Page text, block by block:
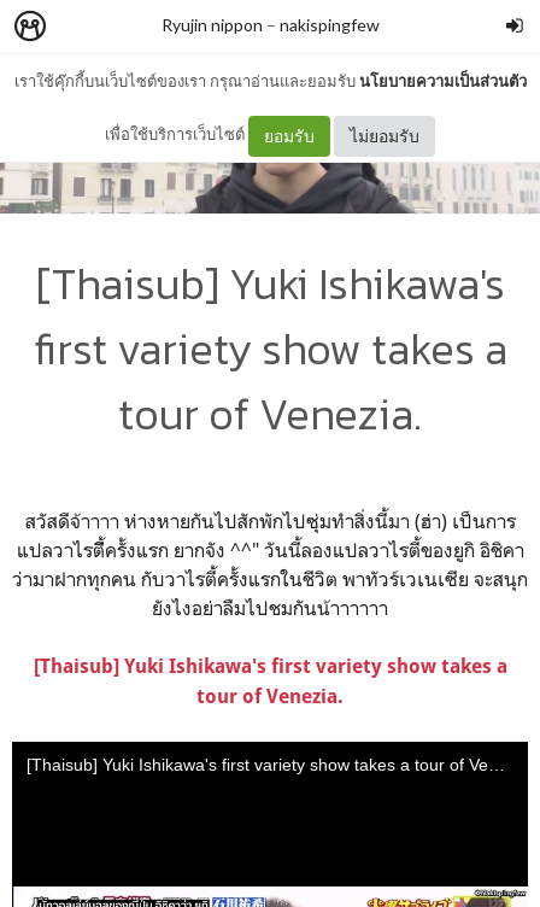
เราใช้คุ๊กกี้บนเว็บไซต์ของเรา กรุณาอ่านและยอมรับนโยบายความเป็นส่วนตัว
เพื่อใช้บริการเว็บไซต์ ยอมรับ ไม่ยอมรับ
Ryujin nippon – nakispingfew
[Thaisub] Yuki Ishikawa's
first variety show takes a
tour of Venezia.
สวัสดีจ้าาาา ห่างหายกันไปสักพักไปซุ่มทำสิ่งนี้มา (ฮ่า) เป็นการ
แปลวาไรตี้ีครั้งแรก ยากจัง ^^" วันนี้ลองแปลวาไรตี้ของยูกิ อิชิคา
ว่ามาฝากทุกคน กับวาไรตี้ครั้งแรกในชีวิต พาทัวร์เวเนเซีย จะสนุก
ยังไงอย่าลืมไปชมกันน้าาาาาา
[Thaisub] Yuki Ishikawa's first variety show takes a
tour of Venezia.